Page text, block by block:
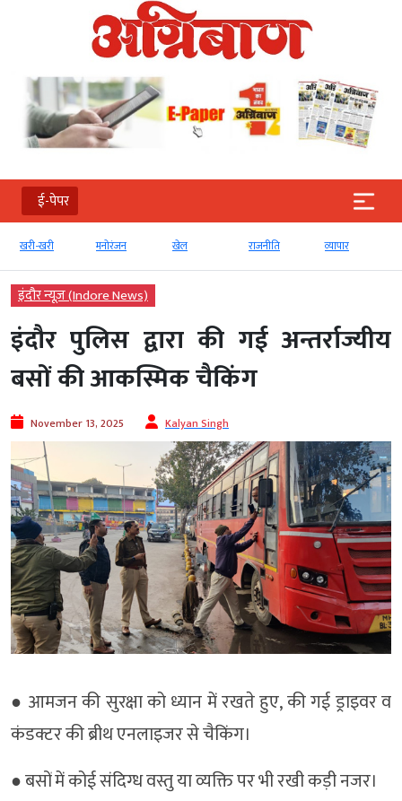
ई-पेपर
खरी-खरी मनोरंजन खेल राजनीति व्‍यापार
इंदौर न्यूज़ (Indore News)
इंदौर पुलिस द्वारा की गई अन्तर्राज्यीय
बसों की आकस्मिक चैकिंग
November 13, 2025 Kalyan Singh
● आमजन की सुरक्षा को ध्यान में रखते हुए, की गई ड्राइवर व
कंडक्टर की ब्रीथ एनलाइजर से चैकिंग।
● बसों में कोई संदिग्ध वस्तु या व्यक्ति पर भी रखी कड़ी नजर।